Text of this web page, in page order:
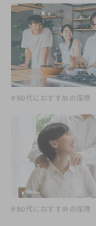
#50代におすすめの保険
#50代におすすめの保険